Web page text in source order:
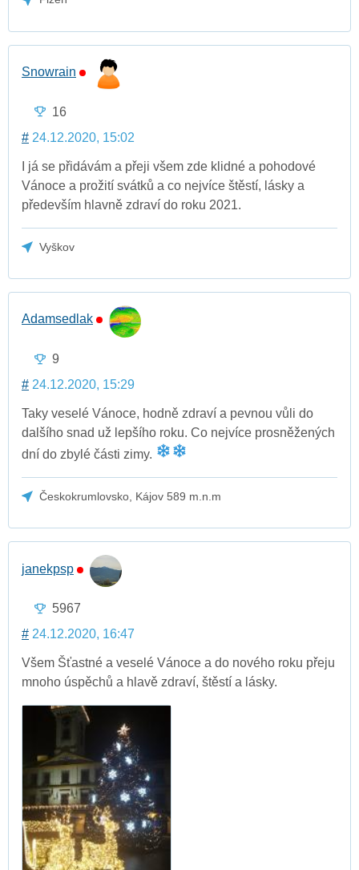
Snowrain
16
# 24.12.2020, 15:02
I já se přidávám a přeji všem zde klidné a pohodové
Vánoce a prožití svátků a co nejvíce štěstí, lásky a
především hlavně zdraví do roku 2021.
Vyškov
Adamsedlak
9
# 24.12.2020, 15:29
Taky veselé Vánoce, hodně zdraví a pevnou vůli do
dalšího snad už lepšího roku. Co nejvíce prosněžených
dní do zbylé části zimy.
Českokrumlovsko, Kájov 589 m.n.m
janekpsp
5967
# 24.12.2020, 16:47
Všem Šťastné a veselé Vánoce a do nového roku přeju
mnoho úspěchů a hlavě zdraví, štěstí a lásky.